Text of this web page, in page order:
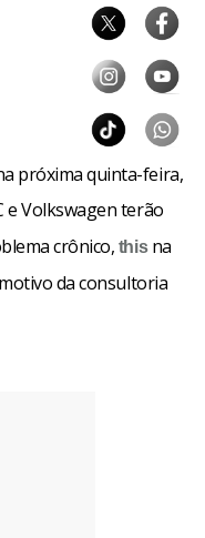
próxima quinta-feira,
e Volkswagen terão
crônico, thisna
da consultoria